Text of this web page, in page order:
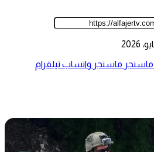
ماسنجر ماسنجر واتساب تيلقرام